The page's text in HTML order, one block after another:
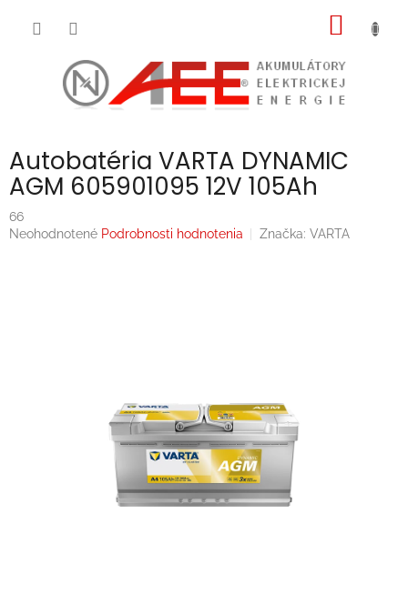
Autobatéria VARTA DYNAMIC
AGM 605901095 12V 105Ah
66
Priemerné
Neohodnotené Podrobnosti hodnotenia Značka: VARTA